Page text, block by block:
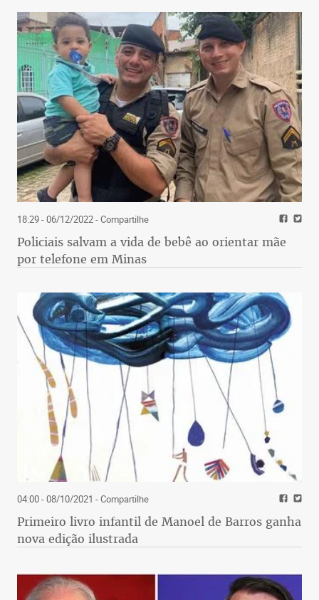
18:29 - 06/12/2022- Compartilhe
Policiais salvam a vida de bebê ao orientar mãe
por telefone em Minas
04:00 - 08/10/2021 - Compartilhe
Primeiro livro infantil de Manoel de Barros ganha
nova edição ilustrada